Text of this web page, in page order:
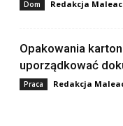
Dom Redakcja
Opakowania
uporządkować
Praca Redakcja